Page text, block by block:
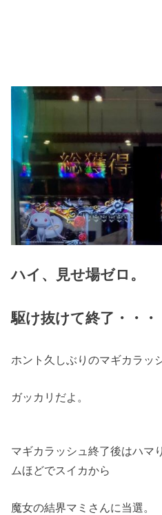
ハイ、見せ場ゼロ。
駆け抜けて終了・・・
ホント久しぶりのマギカラッ
ガッカリだよ。
マギカラッシュ終了後はハマ
ムほどでスイカから
魔女の結界マミさんに当選。